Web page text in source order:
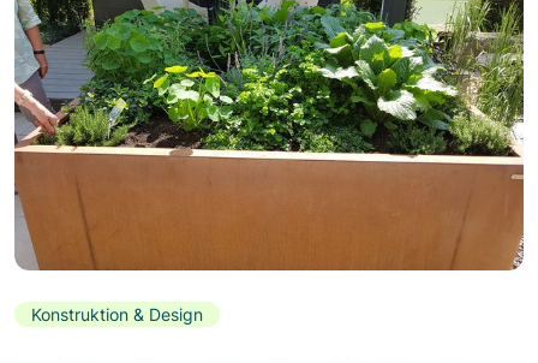
Konstruktion & Design